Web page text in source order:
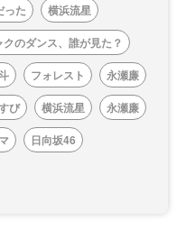
った
横浜流星
クのダンス、誰が見た？
フォレスト
永瀬廉
び 横浜流星
永瀬廉
日向坂46